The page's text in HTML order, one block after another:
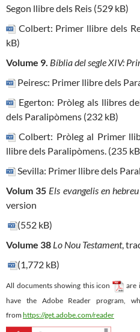
Segon llibre dels Reis (529 kB)
Colbert: Primer llibre dels
kB)
Volume 9. Bíblia del segle XIV:
Peiresc: Primer llibre dels
Egerton: Pròleg als llibres
dels Paralipòmens (232 kB)
Colbert: Pròleg al Primer
llibre dels Paralipòmens. (235
Sevilla: Primer llibre dels
Volum 35 Els evangelis en
version
(552 kB)
Volume 38 Lo Nou Testament,
(1,772 kB)
All documents showing this icon
are
have the Adobe Reader program,
fromhttps://get.adobe.com/reader